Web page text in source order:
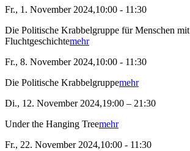
Fr., 1. November 2024,10:00 - 11:30
Die Politische Krabbelgruppe für Menschen mit
Fluchtgeschichtemehr
Fr., 8. November 2024,10:00 - 11:30
Die Politische Krabbelgruppemehr
Di., 12. November 2024,19:00 – 21:30
Under the Hanging Treemehr
Fr., 22. November 2024,10:00 - 11:30